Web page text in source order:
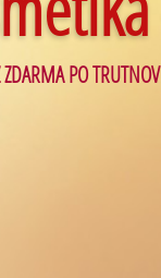
ZDARMA PO